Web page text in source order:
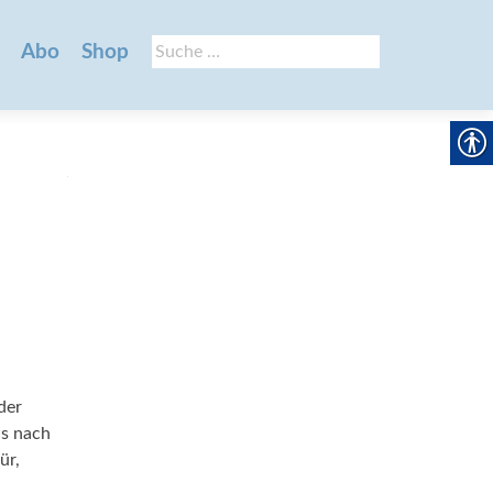
Suche
nach:
Abo Shop
nach